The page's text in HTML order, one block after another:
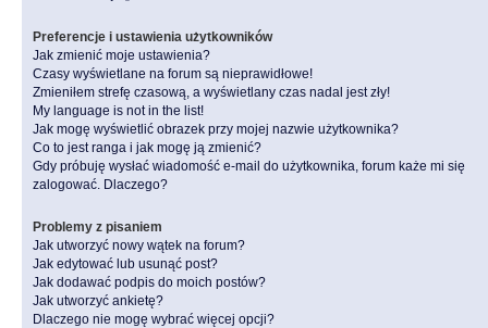
Preferencje i ustawienia użytkowników
Jak zmienić moje ustawienia?
Czasy wyświetlane na forum są nieprawidłowe!
Zmieniłem strefę czasową, a wyświetlany czas nadal jest zły!
My language is not in the list!
Jak mogę wyświetlić obrazek przy mojej nazwie użytkownika?
Co to jest ranga i jak mogę ją zmienić?
Gdy próbuję wysłać wiadomość e-mail do użytkownika, forum każe mi się
zalogować. Dlaczego?
Problemy z pisaniem
Jak utworzyć nowy wątek na forum?
Jak edytować lub usunąć post?
Jak dodawać podpis do moich postów?
Jak utworzyć ankietę?
Dlaczego nie mogę wybrać więcej opcji?